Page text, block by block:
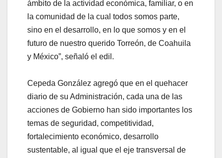
ámbito de la actividad económica, familiar, o en
la comunidad de la cual todos somos parte,
sino en el desarrollo, en lo que somos y en el
futuro de nuestro querido Torreón, de Coahuila
y México”, señaló el edil.
Cepeda González agregó que en el quehacer
diario de su Administración, cada una de las
acciones de Gobierno han sido importantes los
temas de seguridad, competitividad,
fortalecimiento económico, desarrollo
sustentable, al igual que el eje transversal de